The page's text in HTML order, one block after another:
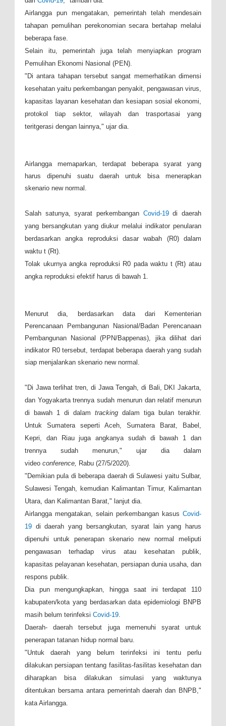
Airlangga pun mengatakan, pemerintah telah mendesain
tahapan pemulihan perekonomian secara bertahap melalui
beberapa fase.
Selain itu, pemerintah juga telah menyiapkan program
Pemulihan Ekonomi Nasional (PEN).
"Di antara tahapan tersebut sangat memerhatikan dimensi
kesehatan yaitu perkembangan penyakit, pengawasan virus,
kapasitas layanan kesehatan dan kesiapan sosial ekonomi,
protokol tiap sektor, wilayah dan trasportasai yang
teritgerasi dengan lainnya," ujar dia.
Airlangga memaparkan, terdapat beberapa syarat yang
harus dipenuhi suatu daerah untuk bisa menerapkan
skenario new normal.
Salah satunya, syarat perkembangan Covid-19di daerah
yang bersangkutan yang diukur melalui indikator penularan
berdasarkan angka reproduksi dasar wabah (R0) dalam
waktu t (Rt).
Tolak ukurnya angka reproduksi R0 pada waktu t (Rt) atau
angka reproduksi efektif harus di bawah 1.
Menurut dia, berdasarkan data dari Kementerian
Perencanaan Pembangunan Nasional/Badan Perencanaan
Pembangunan Nasional (PPN/Bappenas), jika dilihat dari
indikator R0 tersebut, terdapat beberapa daerah yang sudah
siap menjalankan skenario new normal.
"Di Jawa terlihat tren, di Jawa Tengah, di Bali, DKI Jakarta,
dan Yogyakarta trennya sudah menurun dan relatif menurun
di bawah 1 di dalam tracking dalam tiga bulan terakhir.
Untuk Sumatera seperti Aceh, Sumatera Barat, Babel,
Kepri, dan Riau juga angkanya sudah di bawah 1 dan
trennya sudah menurun," ujar dia dalam
video conference, Rabu (27/5/2020).
"Demikian pula di beberapa daerah di Sulawesi yaitu Sulbar,
Sulawesi Tengah, kemudian Kalimantan Timur, Kalimantan
Utara, dan Kalimantan Barat," lanjut dia.
Airlangga mengatakan, selain perkembangan kasus Covid-
19 di daerah yang bersangkutan, syarat lain yang harus
dipenuhi untuk penerapan skenario new normal meliputi
pengawasan terhadap virus atau kesehatan publik,
kapasitas pelayanan kesehatan, persiapan dunia usaha, dan
respons publik.
Dia pun mengungkapkan, hingga saat ini terdapat 110
kabupaten/kota yang berdasarkan data epidemiologi BNPB
masih belum terinfeksi Covid-19
Daerah- daerah tersebut juga memenuhi syarat untuk
penerapan tatanan hidup normal baru.
"Untuk daerah yang belum terinfeksi ini tentu perlu
dilakukan persiapan tentang fasilitas-fasilitas kesehatan dan
diharapkan bisa dilakukan simulasi yang waktunya
ditentukan bersama antara pemerintah daerah dan BNPB,"
kata Airlangga.